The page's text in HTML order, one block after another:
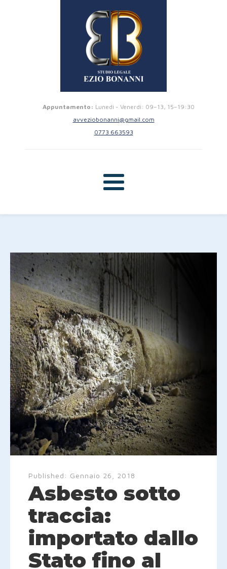
Appuntamento: Lunedi - Venerdi: 09–13, 15–19:30
avveziobonanni@gmail.com
0773 663593
Published: Gennaio 26, 2018
Asbesto sotto
traccia:
importato dallo
Stato fino al